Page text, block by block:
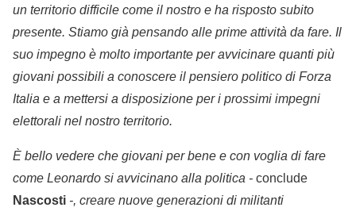
un territorio difficile come il nostro e ha risposto subito
presente. Stiamo già pensando alle prime attività da fare. Il
suo impegno è molto importante per avvicinare quanti più
giovani possibili a conoscere il pensiero politico di Forza
Italia e a mettersi a disposizione per i prossimi impegni
elettorali nel nostro territorio.
È bello vedere che giovani per bene e con voglia di fare
come Leonardo si avvicinano alla politica - conclude
Nascosti -, creare nuove generazioni di militanti